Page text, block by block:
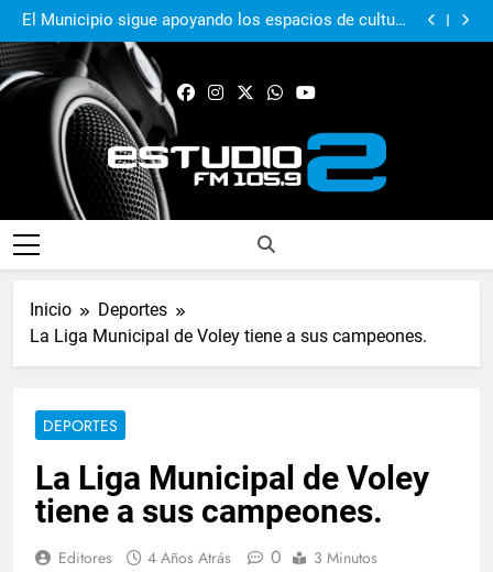
su primer aniversario
El Municipio sigue apoyando los espacios de cultura
e identidad
Real Pilar sumó en Quilmes y sigue firme en zona de
Murió Jorge Messi, el papá del 10 de la selección
El Municipio acompañó al Centro Papa Francisco en
su primer aniversario
El Municipio sigue apoyando los espacios de cultura
Real Pilar sumó en Quilmes y sigue firme en zona de
Reducido
Murió Jorge Messi, el papá del 10 de la selección
argentina
FM Estudio 2
Inicio
Deportes
La Liga Municipal de Voley tiene a sus campeones.
DEPORTES
La Liga Municipal de Voley
tiene a sus campeones.
Editores 4 Años Atrás 0 3 Minutos